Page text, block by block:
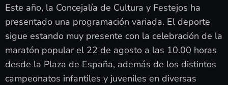
Este año, la Concejalía de Cultura y Festejos ha
presentado una programación variada. El deporte
sigue estando muy presente con la celebración de la
maratón popular el 22 de agosto a las 10.00 horas
desde la Plaza de España, además de los distintos
campeonatos infantiles y juveniles en diversas